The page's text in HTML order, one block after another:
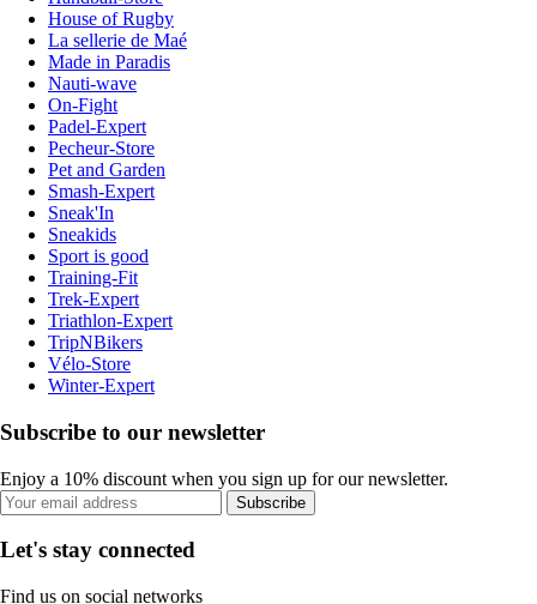
House of Rugby
La sellerie de Maé
Made in Paradis
Nauti-wave
On-Fight
Padel-Expert
Pecheur-Store
Pet and Garden
Smash-Expert
Sneak'In
Sneakids
Sport is good
Training-Fit
Trek-Expert
Triathlon-Expert
TripNBikers
Vélo-Store
Winter-Expert
Subscribe to our newsletter
Enjoy a 10% discount when you sign up for our newsletter.
Subscribe
Let's stay connected
Find us on social networks